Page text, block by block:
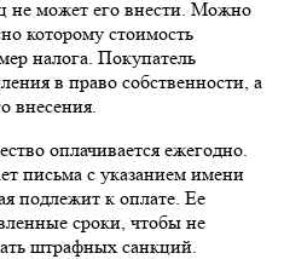
не может его внести. Можно
которому стоимость
налога. Покупатель
в право собственности, а
внесения.
оплачивается ежегодно.
письма с указанием имени
подлежит к оплате. Ее
сроки, чтобы не
штрафных санкций.